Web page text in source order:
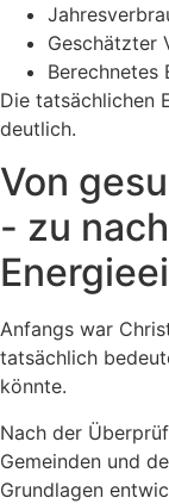
Geschätzter
Berechnetes
Die tatsächlichen
deutlich.
Von
- zu
Anfangs war
tatsächlich
könnte.
Nach der
Gemeinden und
Grundlagen